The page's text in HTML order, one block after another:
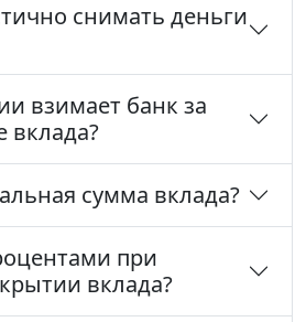
снимать деньги
взимает банк за
вклада?
сумма вклада?
при
вклада?